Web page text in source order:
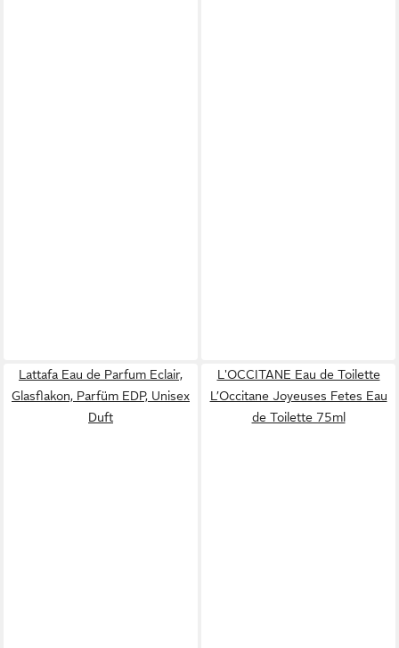
Lattafa Eau de Parfum Eclair,
Glasflakon, Parfüm EDP, Unisex
Duft
L'OCCITANE Eau de Toilette
L’Occitane Joyeuses Fetes Eau
de Toilette 75ml